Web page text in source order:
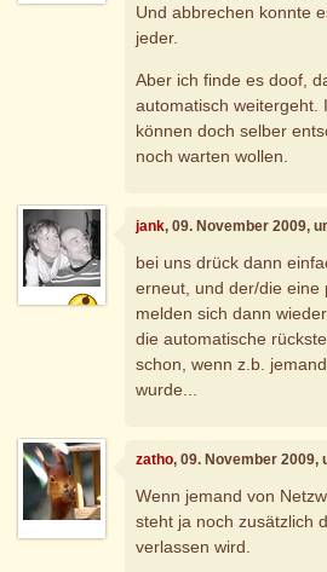
Und abbrechen konnte
jeder.
Aber ich finde es doof,
automatisch weitergeht.
können doch selber
noch warten wollen.
jank, 09. November 2009,
bei uns drück dann
erneut, und der/die eine
melden sich dann
die automatische
schon, wenn z.b.
wurde...
zatho, 09. November 2009,
Wenn jemand von
steht ja noch zusätzlich
verlassen wird.